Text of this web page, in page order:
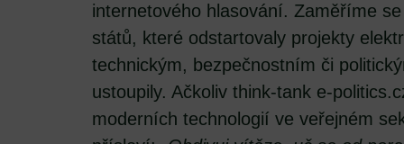
internetového hlasování. Zaměříme
států, které odstartovaly projekty
technickým, bezpečnostním či
ustoupily. Ačkoliv think-tank e-
moderních technologií ve veřejném